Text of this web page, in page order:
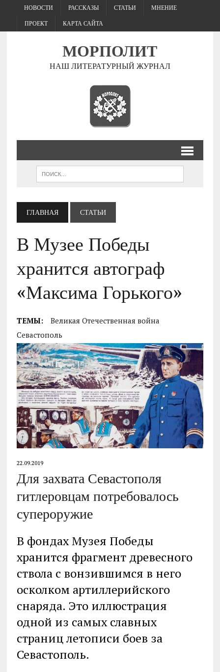
НОВОСТИ РАССКАЗЫ СТАТЬИ МНЕНИЕ
ПРОЕКТ КАРТА САЙТА
МОРПОЛИТ
НАШ ЛИТЕРАТУРНЫЙ ЖУРНАЛ
ГЛАВНАЯ СТАТЬИ
В Музее Победы
хранится автограф
«Максима Горького»
ТЕМЫ:
Великая Отечественная война
Севастополь
22.09.2019
Для захвата Севастополя
гитлеровцам потребовалось
супероружие
В фондах Музея Победы
хранится фрагмент древесного
ствола с вонзившимся в него
осколком артиллерийского
снаряда. Это иллюстрация
одной из самых славных
страниц летописи боев за
Севастополь.